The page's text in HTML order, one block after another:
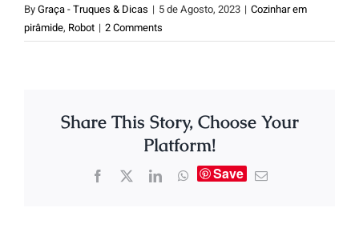
ByGraça - Truques & Dicas | 5 de Agosto, 2023 | Cozinhar em
pirâmide, Robot | 2 Comments
Share This Story, Choose Your
Platform!
Save